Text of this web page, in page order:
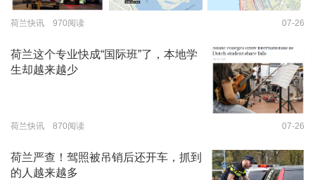
荷兰快讯 970阅读 07-26
荷兰这个专业快成“国际班”了，本地学
生却越来越少
荷兰快讯 870阅读 07-26
荷兰严查！驾照被吊销后还开车，抓到
的人越来越多